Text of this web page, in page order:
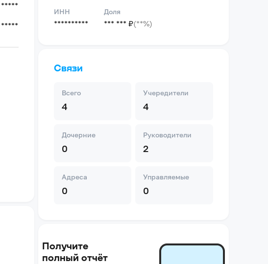
*****
*****
ИНН
**********
Доля
*** *** ₽(**%)
Связи
Всего
4
Учередители
4
Дочерние
0
Руководители
2
Адреса
0
Управляемые
0
Получите
полный отчёт